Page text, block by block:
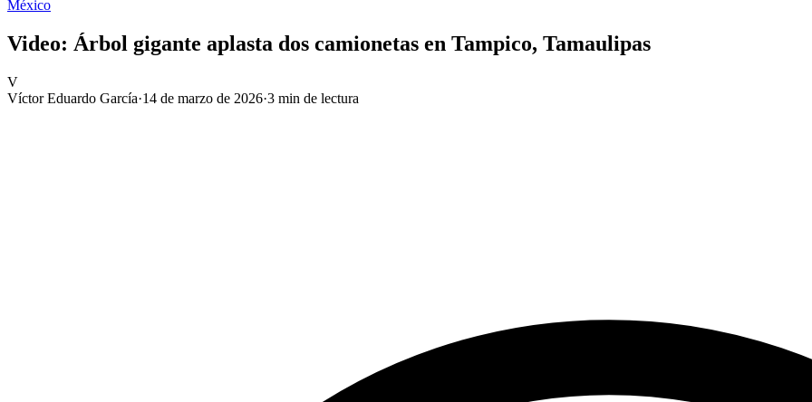
México
Video: Árbol gigante aplasta dos camionetas en Tampico, Tamaulipas
V
Víctor Eduardo García·14 de marzo de 2026·3 min de lectura